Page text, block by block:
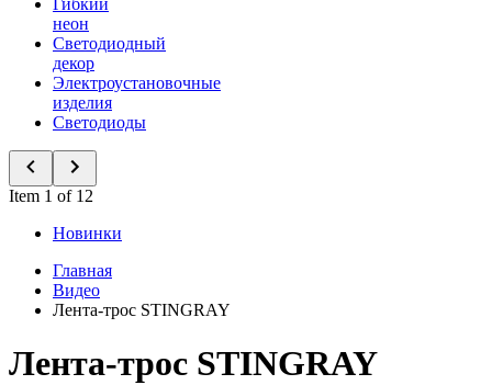
Гибкий
неон
Светодиодный
декор
Электроустановочные
изделия
Светодиоды
Item 1 of 12
Новинки
Главная
Видео
Лента-трос STINGRAY
Лента-трос STINGRAY